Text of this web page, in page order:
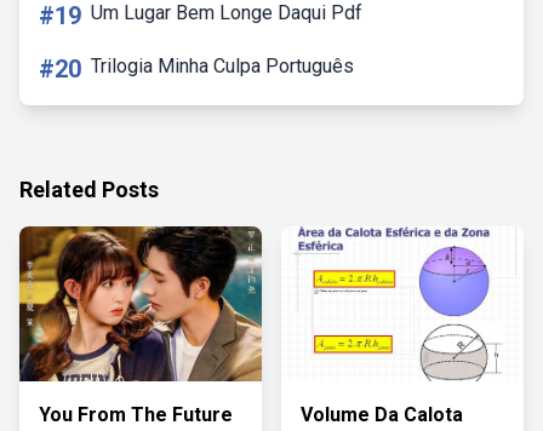
#19 Um Lugar Bem Longe Daqui Pdf
#20 Trilogia Minha Culpa Português
Related Posts
You From The Future
Volume Da Calota